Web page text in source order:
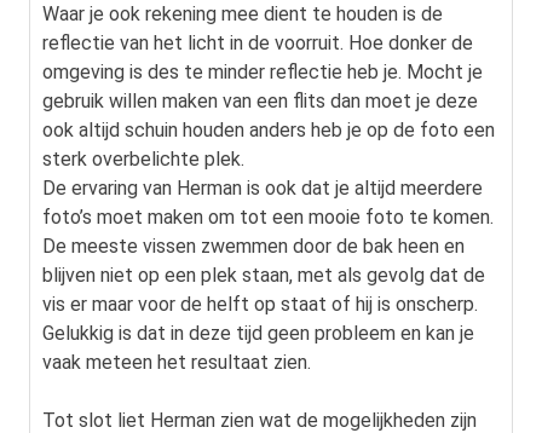
Waar je ook rekening mee dient te houden is de
reflectie van het licht in de voorruit. Hoe donker de
omgeving is des te minder reflectie heb je. Mocht je
gebruik willen maken van een flits dan moet je deze
ook altijd schuin houden anders heb je op de foto een
sterk overbelichte plek.
De ervaring van Herman is ook dat je altijd meerdere
foto’s moet maken om tot een mooie foto te komen.
De meeste vissen zwemmen door de bak heen en
blijven niet op een plek staan, met als gevolg dat de
vis er maar voor de helft op staat of hij is onscherp.
Gelukkig is dat in deze tijd geen probleem en kan je
vaak meteen het resultaat zien.
Tot slot liet Herman zien wat de mogelijkheden zijn